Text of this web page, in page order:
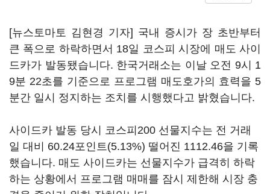
[뉴스토마토 김현경 기자] 국내 증시가 장 초반부터
큰 폭으로 하락하면서 18일 코스피 시장에 매도 사이
드카가 발동됐습니다. 한국거래소는 이날 오전 9시 1
9분 22초를 기준으로 프로그램 매도호가의 효력을 5
분간 일시 정지하는 조치를 시행했다고 밝혔습니다.
사이드카 발동 당시 코스피200 선물지수는 전 거래
일 대비 60.24포인트(5.13%) 떨어진 1112.46을 기록
했습니다. 매도 사이드카는 선물지수가 급격히 하락
하는 상황에서 프로그램 매매를 잠시 제한해 시장 충